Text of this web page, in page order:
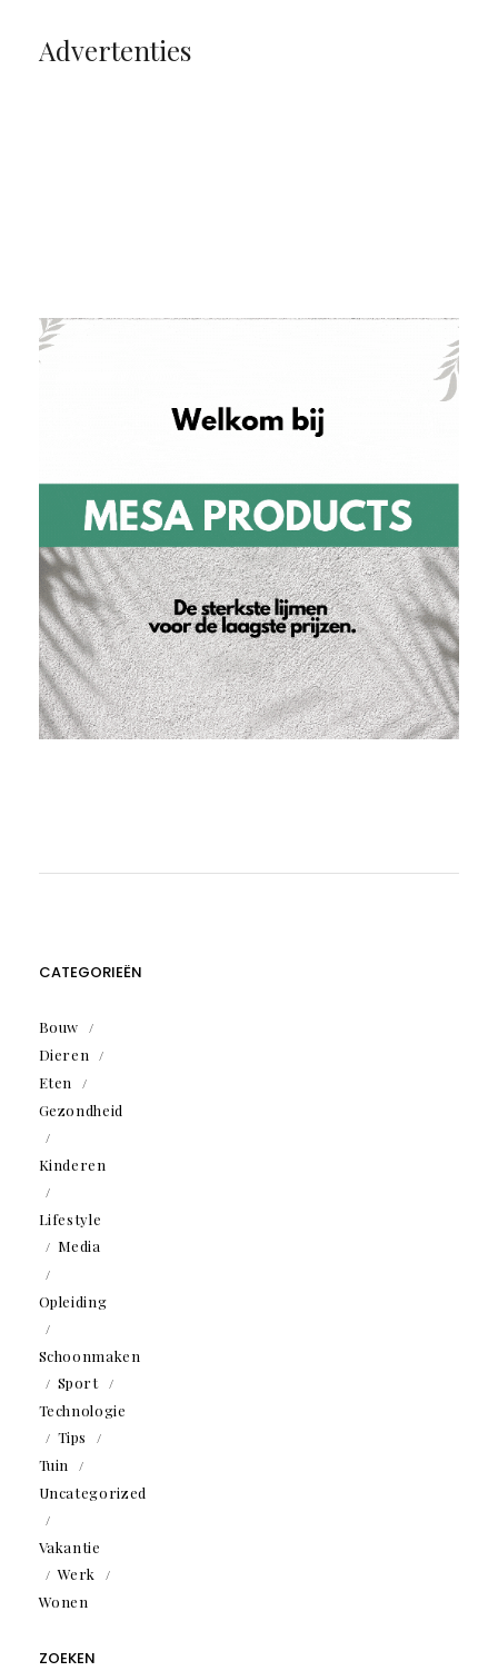
Advertenties
CATEGORIEËN
Bouw
Dieren
Eten
Gezondheid
Kinderen
Lifestyle
Media
Opleiding
Schoonmaken
Sport
Technologie
Tips
Tuin
Uncategorized
Vakantie
Werk
Wonen
ZOEKEN